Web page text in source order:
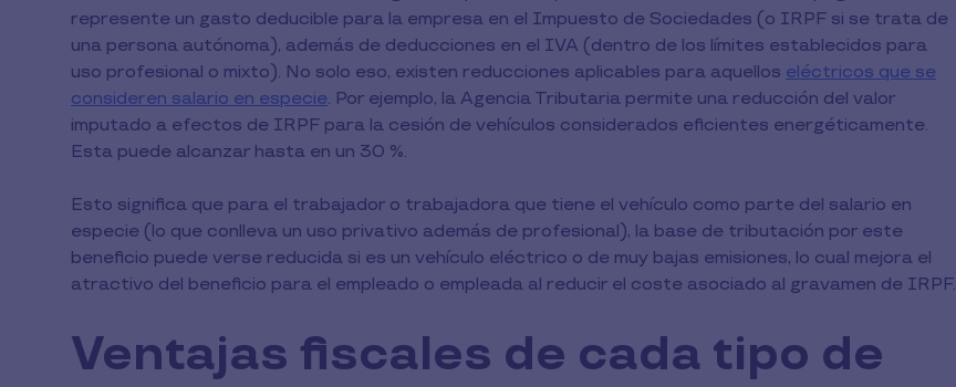
represente un gasto deducible para la empresa en el Impuesto de Sociedades (o IRPF si se trata de
una persona autónoma), además de deducciones en el IVA (dentro de los límites establecidos para
uso profesional o mixto). No solo eso, existen reducciones aplicables para aquellos eléctricos que se
consideren salario en especie. Por ejemplo, la Agencia Tributaria permite una reducción del valor
imputado a efectos de IRPF para la cesión de vehículos considerados eficientes energéticamente.
Esta puede alcanzar hasta en un 30 %.
Esto significa que para el trabajador o trabajadora que tiene el vehículo como parte del salario en
especie (lo que conlleva un uso privativo además de profesional), la base de tributación por este
beneficio puede verse reducida si es un vehículo eléctrico o de muy bajas emisiones, lo cual mejora el
atractivo del beneficio para el empleado o empleada al reducir el coste asociado al gravamen de IRPF.
Ventajas fiscales de cada tipo de